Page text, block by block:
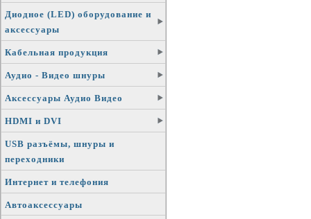
Диодное (LED) оборудование и
аксессуары
Кабельная продукция
Аудио - Видео шнуры
Аксессуары Аудио Видео
HDMI и DVI
USB разъёмы, шнуры и
переходники
Интернет и телефония
Автоаксессуары